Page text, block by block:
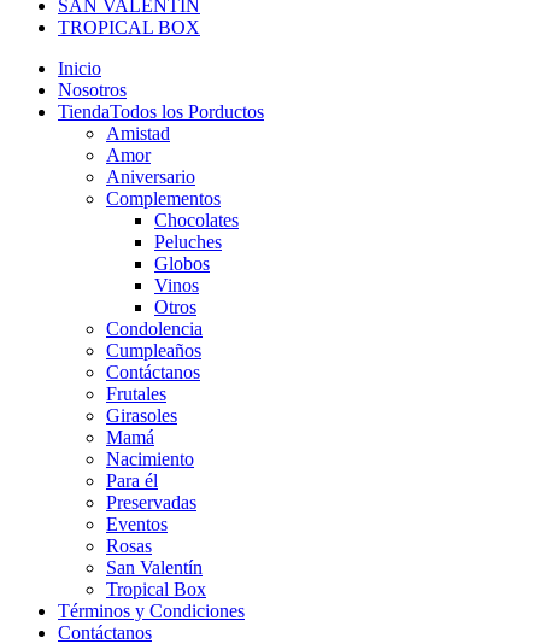
SAN VALENTÍN
TROPICAL BOX
Inicio
Nosotros
TiendaTodos los Porductos
Amistad
Amor
Aniversario
Complementos
Chocolates
Peluches
Globos
Vinos
Otros
Condolencia
Cumpleaños
Contáctanos
Frutales
Girasoles
Mamá
Nacimiento
Para él
Preservadas
Eventos
Rosas
San Valentín
Tropical Box
Términos y Condiciones
Contáctanos